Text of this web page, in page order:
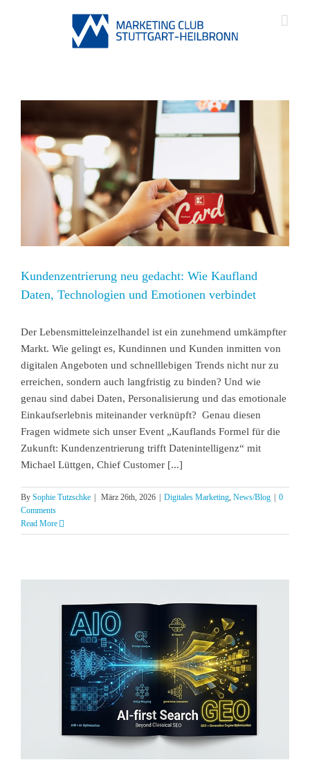
Kundenzentrierung neu gedacht: Wie Kaufland
Daten, Technologien und Emotionen verbindet
Der Lebensmitteleinzelhandel ist ein zunehmend umkämpfter
Markt. Wie gelingt es, Kundinnen und Kunden inmitten von
digitalen Angeboten und schnelllebigen Trends nicht nur zu
erreichen, sondern auch langfristig zu binden? Und wie
genau sind dabei Daten, Personalisierung und das emotionale
Einkaufserlebnis miteinander verknüpft? Genau diesen
Fragen widmete sich unser Event „Kauflands Formel für die
Zukunft: Kundenzentrierung trifft Datenintelligenz“ mit
Michael Lüttgen, Chief Customer [...]
By Sophie Tutzschke März 26th, 2026 Digitales Marketing, News/Blog
0
Comments
Read More